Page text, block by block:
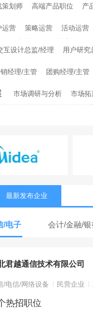
策划师 高端产品职位 产
运营 策略运营 活动运营
互设计总监/经理 用户研究
经理/主管 团购经理/主管
市场调研与分析 市场拓
最新发布企业
/电子 会计/金融/
君越通信技术有限公司
/电信/网络设备 民营企业
热招职位